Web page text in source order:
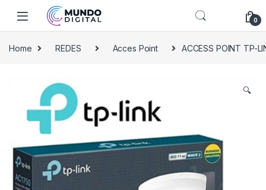
Skip to navigation
Skip to content
0
Home REDES Acces Point ACCESS POINT TP-
🔍